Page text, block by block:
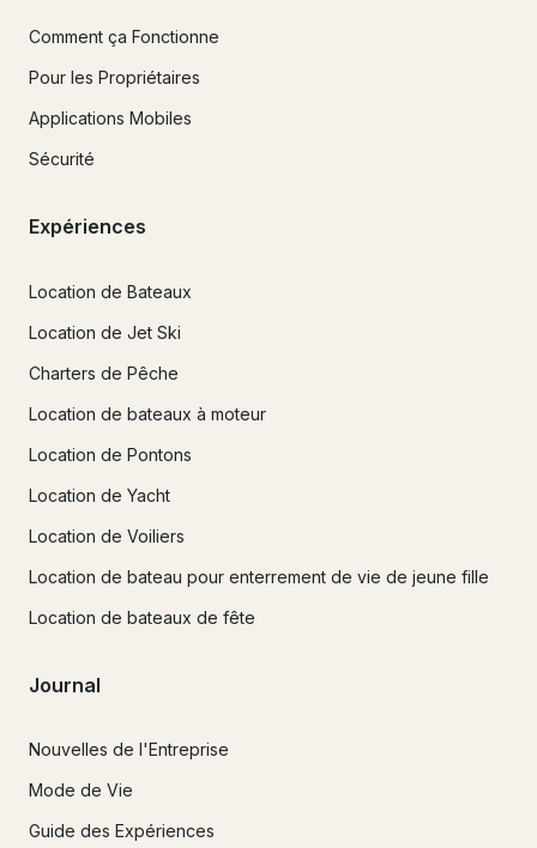
Comment ça Fonctionne
Pour les Propriétaires
Applications Mobiles
Sécurité
Expériences
Location de Bateaux
Location de Jet Ski
Charters de Pêche
Location de bateaux à moteur
Location de Pontons
Location de Yacht
Location de Voiliers
Location de bateau pour enterrement de vie de jeune fille
Location de bateaux de fête
Journal
Nouvelles de l'Entreprise
Mode de Vie
Guide des Expériences